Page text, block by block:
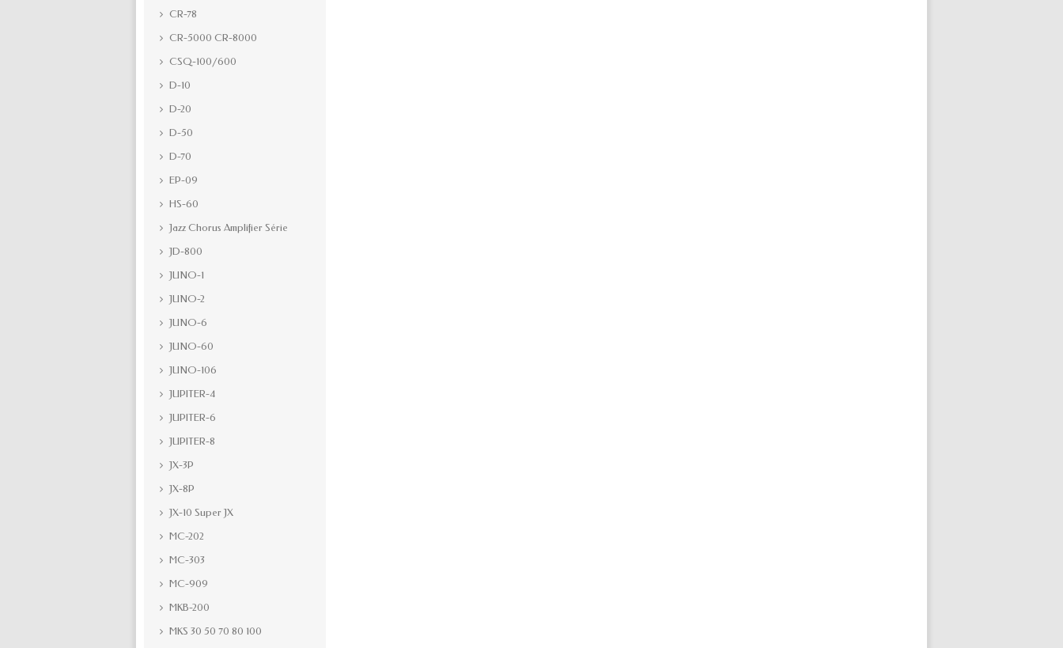
CR-78
CR-5000 CR-8000
CSQ-100/600
D-10
D-20
D-50
D-70
EP-09
HS-60
Jazz Chorus Amplifier Série
JD-800
JUNO-1
JUNO-2
JUNO-6
JUNO-60
JUNO-106
JUPITER-4
JUPITER-6
JUPITER-8
JX-3P
JX-8P
JX-10 Super JX
MC-202
MC-303
MC-909
MKB-200
MKS 30 50 70 80 100